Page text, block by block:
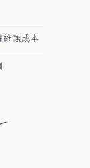
護成本